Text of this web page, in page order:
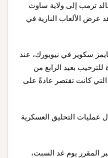
ترمب إلى ولاية ساوث
عرض الألعاب النارية في
سكوير في نيويورك، عند
بعيد الرابع من
التي كانت تقتصر عادةً على
عمليات التحليق العسكرية
المقرر يوم غد السبت،